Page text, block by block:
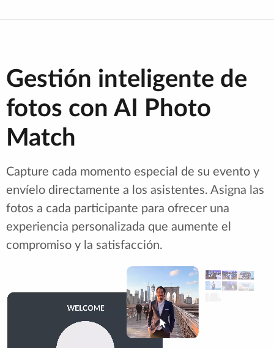
Gestión inteligente de
fotos con AI Photo
Match
Capture cada momento especial de su evento y
envíelo directamente a los asistentes. Asigna las
fotos a cada participante para ofrecer una
experiencia personalizada que aumente el
compromiso y la satisfacción.